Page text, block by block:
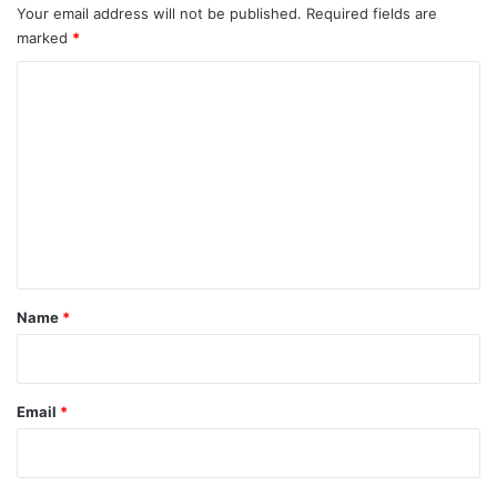
Your email address will not be published. Required fields are
marked *
*
Name *
Email *